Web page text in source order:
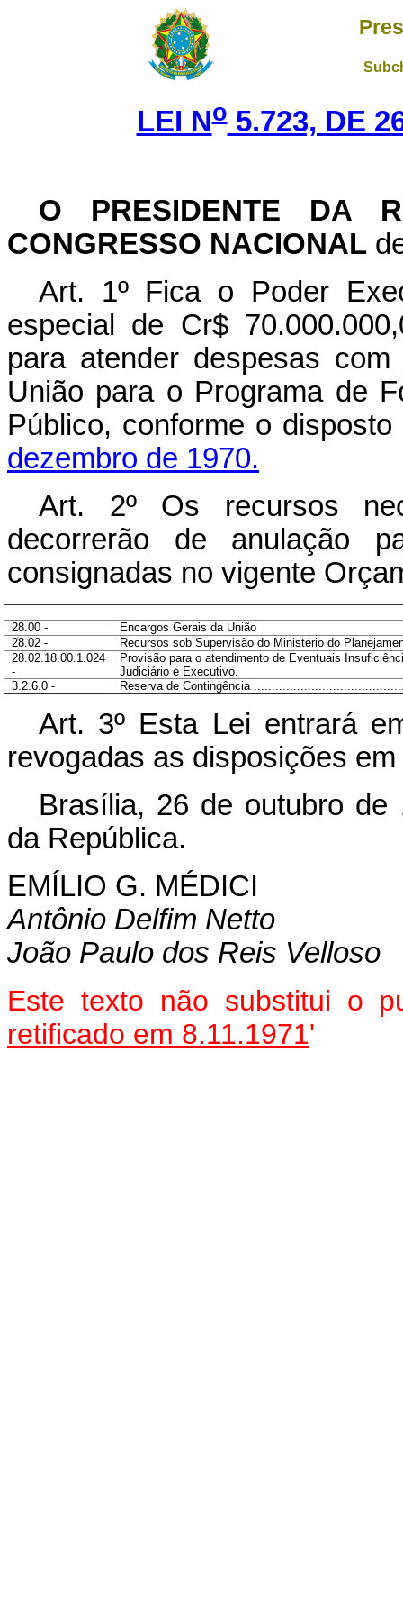
LEI No5.723, DE
O PRESIDENTE DA
CONGRESSO NACIONAL
Art. 1º Fica o Poder
especial de Cr$
para atender despesas
União para o Programa de
Público, conforme o
dezembro de 1970.
Art. 2º Os recursos
decorrerão de anulação
consignadas no vigente
28.00 -
Encargos Gerais da União
28.02 -
Recursos sob Supervisão do Ministério do
28.02.18.00.1.024
-
Provisão para o atendimento de Eventuais
Judiciário e Executivo.
3.2.6.0 -
Reserva de Contingência
Art. 3º Esta Lei entrará
revogadas as disposições
Brasília, 26 de outubro de
da República.
EMÍLIO G. MÉDICI
Antônio Delfim Netto
João Paulo dos Reis Velloso
Este texto não substitui o
retificado em 8.11.1971'